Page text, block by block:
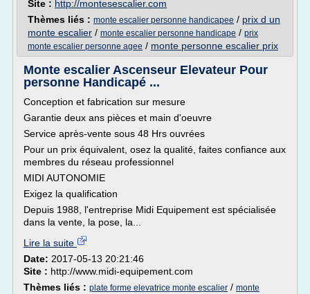
Site : http://montesescalier.com
Thèmes liés : monte escalier personne handicapee / prix d un
monte escalier / monte escalier personne handicape / prix
monte escalier personne agee / monte personne escalier prix
Monte escalier Ascenseur Elevateur Pour
personne Handicapé ...
Conception et fabrication sur mesure
Garantie deux ans pièces et main d'oeuvre
Service après-vente sous 48 Hrs ouvrées
Pour un prix équivalent, osez la qualité, faites confiance aux
membres du réseau professionnel
MIDI AUTONOMIE
Exigez la qualification
Depuis 1988, l'entreprise Midi Equipement est spécialisée
dans la vente, la pose, la...
Lire la suite
Date: 2017-05-13 20:21:46
Site : http://www.midi-equipement.com
Thèmes liés : plate forme elevatrice monte escalier / monte